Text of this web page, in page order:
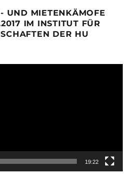
UND MIETENKÄMOFE
IM INSTITUT FÜR
DER HU
19:22